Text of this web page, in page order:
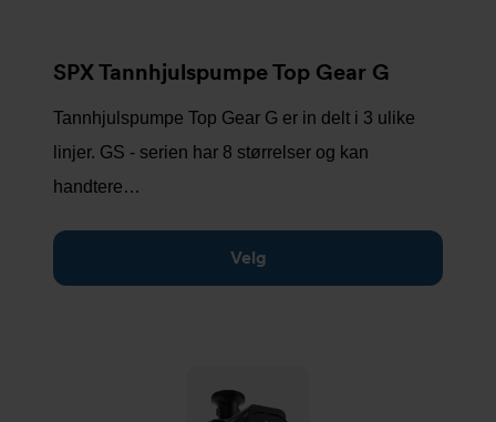
SPX Tannhjulspumpe Top Gear G
Tannhjulspumpe Top Gear G er in delt i 3 ulike
linjer. GS - serien har 8 størrelser og kan
handtere…
Velg